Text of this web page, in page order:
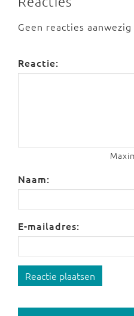
Geen reacties aanwezig
Reactie:
Naam:
E-mailadres:
Reactie plaatsen